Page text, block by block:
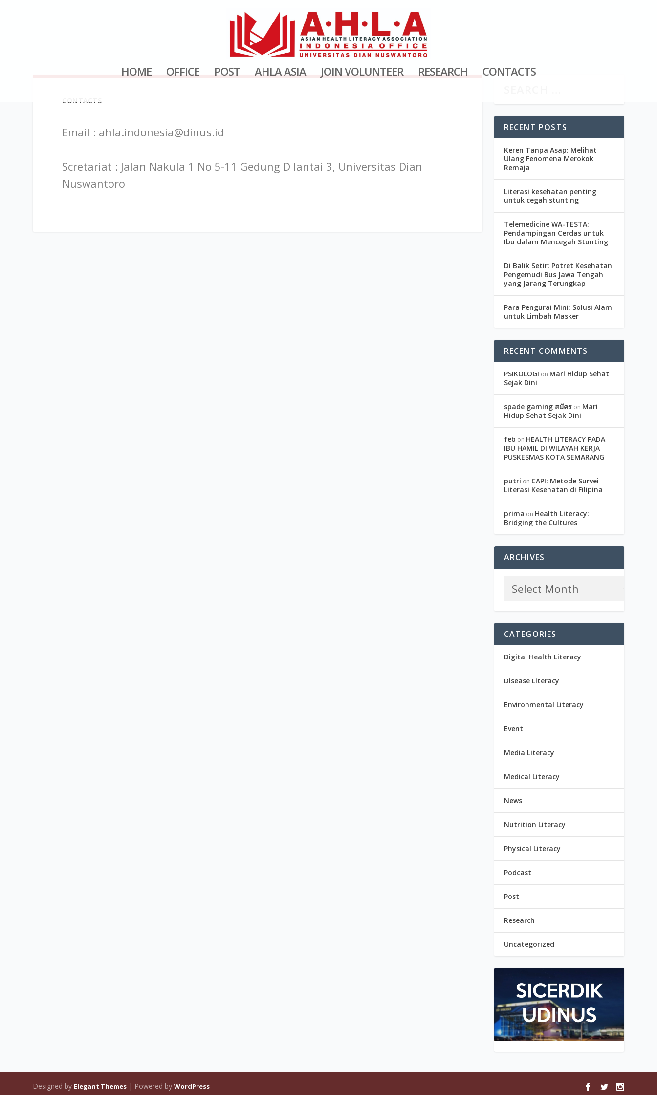
HOME OFFICE POST AHLA ASIA JOIN VOLUNTEER RESEARCH CONTACTS
CONTACTS
Email : ahla.indonesia@dinus.id
Scretariat : Jalan Nakula 1 No 5-11 Gedung D lantai 3, Universitas Dian
Nuswantoro
RECENT POSTS
Keren Tanpa Asap: Melihat
Ulang Fenomena Merokok
Remaja
Literasi kesehatan penting
untuk cegah stunting
Telemedicine WA-TESTA:
Pendampingan Cerdas untuk
Ibu dalam Mencegah Stunting
Di Balik Setir: Potret Kesehatan
Pengemudi Bus Jawa Tengah
yang Jarang Terungkap
Para Pengurai Mini: Solusi Alami
untuk Limbah Masker
RECENT COMMENTS
PSIKOLOGI on Mari Hidup Sehat
Sejak Dini
spade gaming สมัครon Mari
Hidup Sehat Sejak Dini
feb on HEALTH LITERACY PADA
IBU HAMIL DI WILAYAH KERJA
PUSKESMAS KOTA SEMARANG
putri on CAPI: Metode Survei
Literasi Kesehatan di Filipina
prima on Health Literacy:
Bridging the Cultures
ARCHIVES
CATEGORIES
Digital Health Literacy
Disease Literacy
Environmental Literacy
Event
Media Literacy
Medical Literacy
News
Nutrition Literacy
Physical Literacy
Podcast
Post
Research
Uncategorized
Designed by Elegant Themes | Powered byWordPress